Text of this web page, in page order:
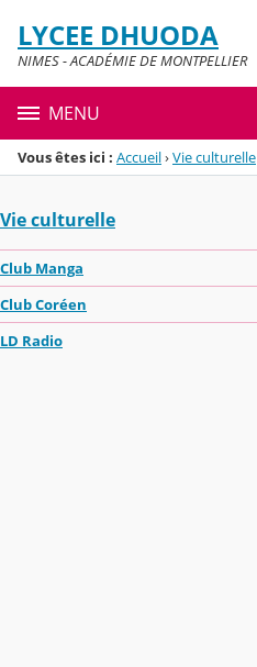
Menu de la rubrique
Contenu
LYCEE DHUODA
NIMES - ACADÉMIE DE MONTPELLIER
MENU
Vous êtes ici : Accueil›Vie culturelle
Vie culturelle
Club Manga
Club Coréen
LD Radio